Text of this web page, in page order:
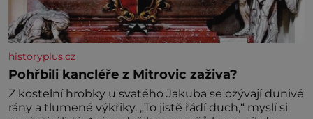
historyplus.cz
Pohřbili kancléře z Mitrovic zaživa?
Z kostelní hrobky u svatého Jakuba se ozývají dunivé
rány a tlumené výkřiky. „To jistě řádí duch,“ myslí si